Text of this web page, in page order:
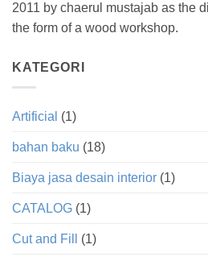
2011 by chaerul mustajab as the
the form of a wood workshop.
KATEGORI
Artificial (1)
bahan baku (18)
Biaya jasa desain interior (1)
CATALOG (1)
Cut and Fill (1)